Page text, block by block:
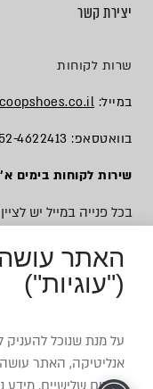
יצירת קשר
שרות לקוחות
במייל:
בוואטסאפ: 052-4622413
שירות לקוחות בימים
בכל פנייה במייל יש
("עוגיות")
על מנת שנוכל להעניק
צדדים שלישיים. מידע